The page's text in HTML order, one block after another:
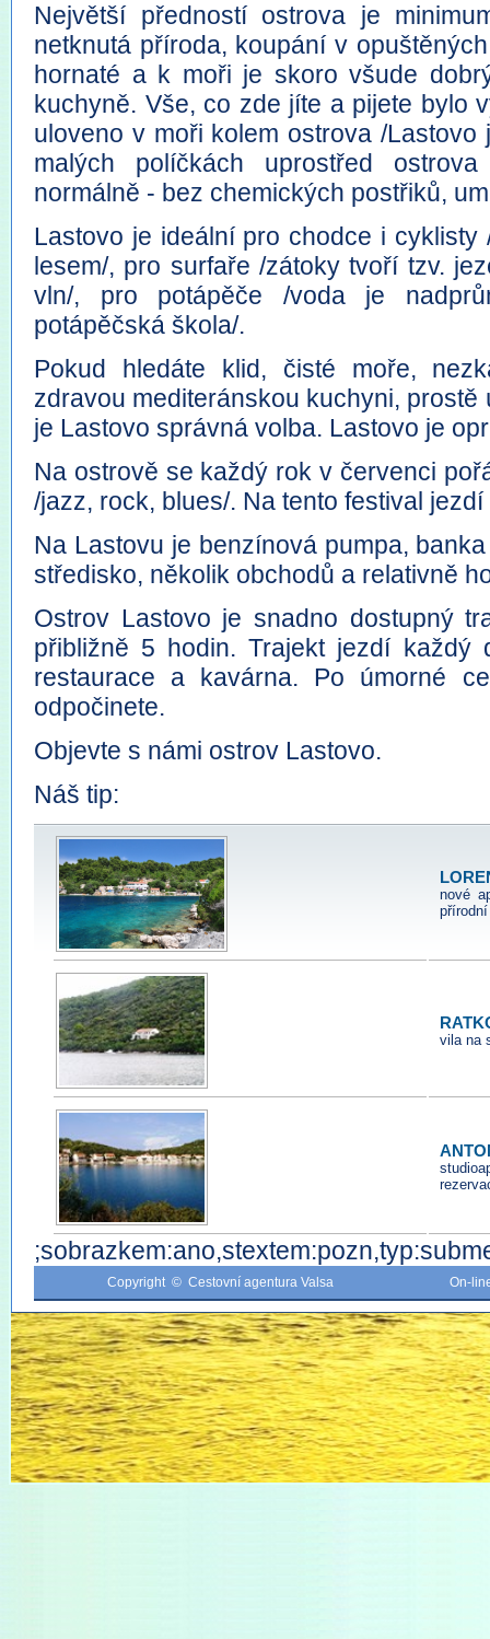
Největší předností ostrova je
netknutá příroda, koupání v
hornaté a k moři je skoro všude
kuchyně. Vše, co zde jíte a pijete bylo
uloveno v moři kolem ostrova /
malých políčkách uprostřed
normálně - bez chemických postřiků,
Lastovo je ideální pro chodce i
lesem/, pro surfaře /zátoky tvoří tzv.
vln/, pro potápěče /voda je
potápěčská škola/.
Pokud hledáte klid, čisté moře,
zdravou mediteránskou kuchyni,
je Lastovo správná volba. Lastovo je
Na ostrově se každý rok v červenci
/jazz, rock, blues/. Na tento festival
Na Lastovu je benzínová pumpa,
středisko, několik obchodů a relativně
Ostrov Lastovo je snadno dostupný
přibližně 5 hodin. Trajekt jezdí každý
restaurace a kavárna. Po úmorné
odpočinete.
Objevte s námi ostrov Lastovo.
Náš tip:
nové
vila na
Copyright © Cestovní agentura Valsa On-